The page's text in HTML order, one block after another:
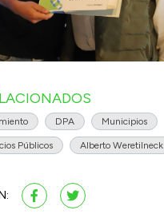
DPA Municipios
Públicos Alberto Weretilneck